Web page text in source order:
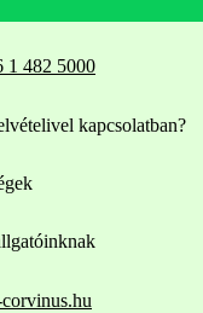
1 482 5000
kapcsolatban?